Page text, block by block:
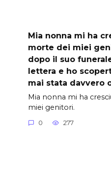
Mia nonna mi ha
morte dei miei
dopo il suo
lettera e ho
mai stata davvero
Mia nonna mi ha
miei genitori.
0 277